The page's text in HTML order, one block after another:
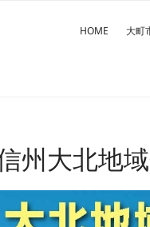
HOME 大町
州大北地